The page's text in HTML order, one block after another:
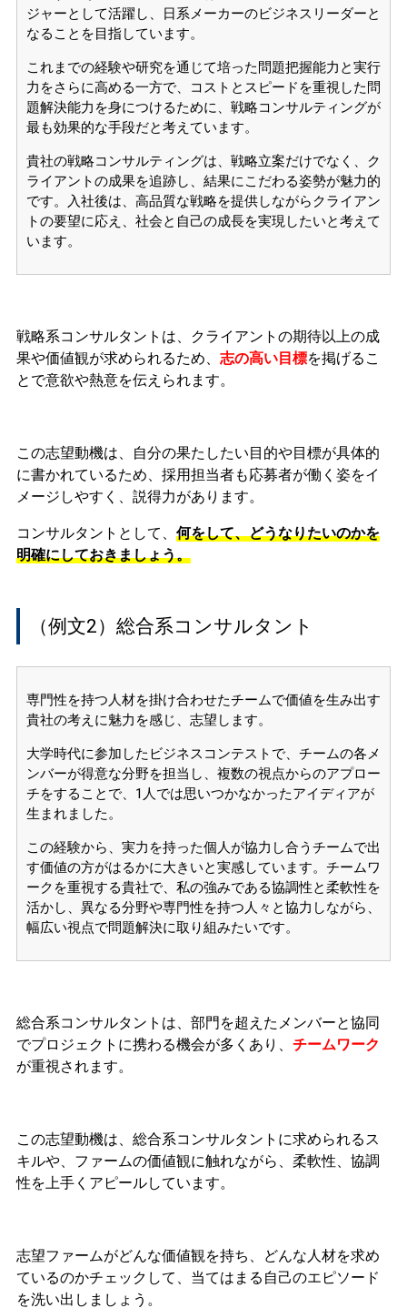
ジャーとして活躍し、日系メーカーのビジネスリーダーと
なることを目指しています。
これまでの経験や研究を通じて培った問題把握能力と実行
力をさらに高める一方で、コストとスピードを重視した問
題解決能力を身につけるために、戦略コンサルティングが
最も効果的な手段だと考えています。
貴社の戦略コンサルティングは、戦略立案だけでなく、ク
ライアントの成果を追跡し、結果にこだわる姿勢が魅力的
です。
入社後は、高品質な戦略を提供しながらクライアン
トの要望に応え、社会と自己の成長を実現したいと考えて
います。
戦略系コンサルタントは、クライアントの期待以上の成
果や価値観が求められるため、 志の高い目標を掲げるこ
とで意欲や熱意を伝えられます。
この志望動機は、自分の果たしたい目的や目標が具体的
に書かれているため、採用担当者も応募者が働く姿をイ
メージしやすく、説得力があります。
コンサルタントとして、 何をして、どうなりたいのかを
明確にしておきましょう。
（例文2）総合系コンサルタント
専門性を持つ人材を掛け合わせたチームで価値を生み出す
貴社の考えに魅力を感じ、志望します。
大学時代に参加したビジネスコンテストで、チームの各メ
ンバーが得意な分野を担当し、複数の視点からのアプロー
チをすることで、1人では思いつかなかったアイディアが
生まれました。
この経験から、実力を持った個人が協力し合うチームで出
す価値の方がはるかに大きいと実感しています。チームワ
ークを重視する貴社で、私の強みである協調性と柔軟性を
活かし、異なる分野や専門性を持つ人々と協力しながら、
幅広い視点で問題解決に取り組みたいです。
総合系コンサルタントは、部門を超えたメンバーと協同
でプロジェクトに携わる機会が多くあり、 チームワーク
が重視されます。
この志望動機は、総合系コンサルタントに求められるス
キルや、ファームの価値観に触れながら、柔軟性、協調
性を上手くアピールしています。
志望ファームがどんな価値観を持ち、どんな人材を求め
ているのかチェックして、当てはまる自己のエピソード
を洗い出しましょう。